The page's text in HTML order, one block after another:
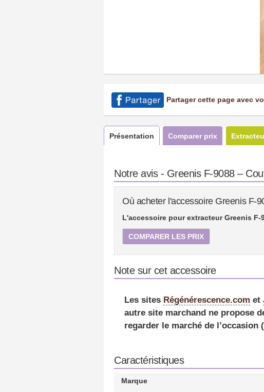
Partager cette page avec
Présentation Comparer prix
Notre avis - Greenis F-9088 –
Où acheter l'accessoire Greenis F-
L'accessoire pour extracteur Greenis
COMPARER LES PRIX
Note sur cet accessoire
Les sites Régénérescence.com et
autre site marchand ne propose
regarder le marché de
Caractéristiques
Marque